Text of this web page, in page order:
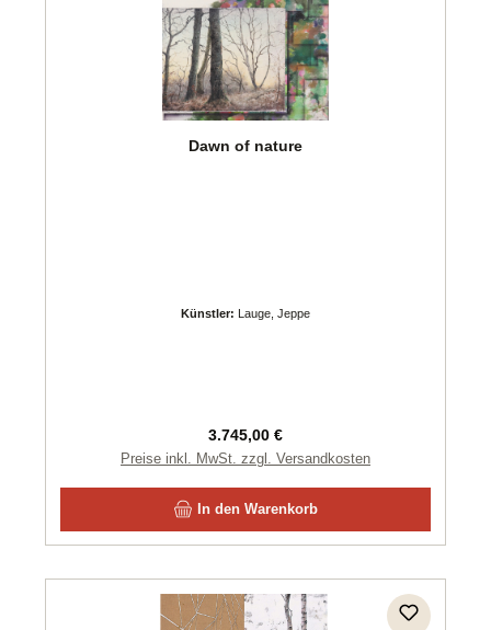
Dawn of nature
Künstler: Lauge, Jeppe
Regulärer Preis:
3.745,00 €
Preise inkl. MwSt. zzgl. Versandkosten
In den Warenkorb